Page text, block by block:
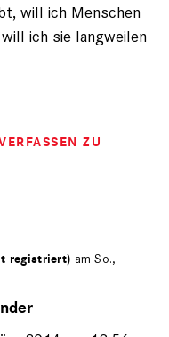
will ich Menschen
ich sie langweilen
ZU
registriert) am So.,